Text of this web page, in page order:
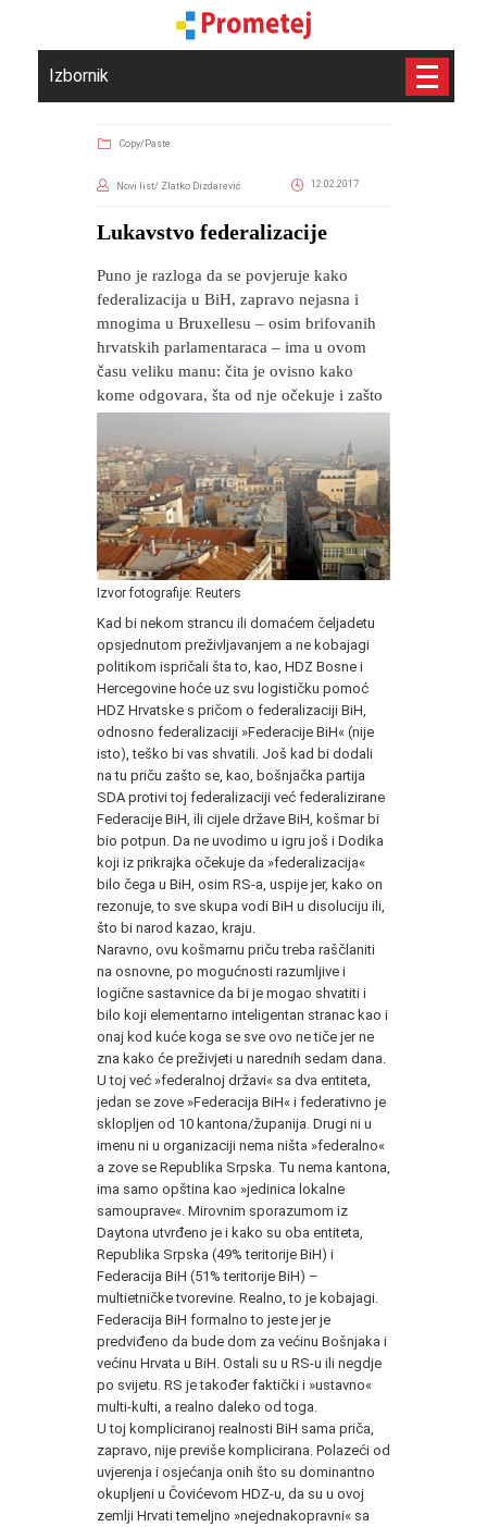
Izbornik
Copy/Paste
Novi list/ Zlatko Dizdarević 12.02.2017
Lukavstvo federalizacije
Puno je razloga da se povjeruje kako
federalizacija u BiH, zapravo nejasna i
mnogima u Bruxellesu – osim brifovanih
hrvatskih parlamentaraca – ima u ovom
času veliku manu: čita je ovisno kako
kome odgovara, šta od nje očekuje i zašto
Izvor fotografije: Reuters
Kad bi nekom strancu ili domaćem čeljadetu
opsjednutom preživljavanjem a ne kobajagi
politikom ispričali šta to, kao, HDZ Bosne i
Hercegovine hoće uz svu logističku pomoć
HDZ Hrvatske s pričom o federalizaciji BiH,
odnosno federalizaciji »Federacije BiH« (nije
isto), teško bi vas shvatili. Još kad bi dodali
na tu priču zašto se, kao, bošnjačka partija
SDA protivi toj federalizaciji već federalizirane
Federacije BiH, ili cijele države BiH, košmar bi
bio potpun. Da ne uvodimo u igru još i Dodika
koji iz prikrajka očekuje da »federalizacija«
bilo čega u BiH, osim RS-a, uspije jer, kako on
rezonuje, to sve skupa vodi BiH u disoluciju ili,
što bi narod kazao, kraju.
Naravno, ovu košmarnu priču treba raščlaniti
na osnovne, po mogućnosti razumljive i
logične sastavnice da bi je mogao shvatiti i
bilo koji elementarno inteligentan stranac kao i
onaj kod kuće koga se sve ovo ne tiče jer ne
zna kako će preživjeti u narednih sedam dana.
U toj već »federalnoj državi« sa dva entiteta,
jedan se zove »Federacija BiH« i federativno je
sklopljen od 10 kantona/županija. Drugi ni u
imenu ni u organizaciji nema ništa »federalno«
a zove se Republika Srpska. Tu nema kantona,
ima samo opština kao »jedinica lokalne
samouprave«. Mirovnim sporazumom iz
Daytona utvrđeno je i kako su oba entiteta,
Republika Srpska (49% teritorije BiH) i
Federacija BiH (51% teritorije BiH) –
multietničke tvorevine. Realno, to je kobajagi.
Federacija BiH formalno to jeste jer je
predviđeno da bude dom za većinu Bošnjaka i
većinu Hrvata u BiH. Ostali su u RS-u ili negdje
po svijetu. RS je također faktički i »ustavno«
multi-kulti, a realno daleko od toga.
U toj kompliciranoj realnosti BiH sama priča,
zapravo, nije previše komplicirana. Polazeći od
uvjerenja i osjećanja onih što su dominantno
okupljeni u Čovićevom HDZ-u, da su u ovoj
zemlji Hrvati temeljno »nejednakopravni« sa